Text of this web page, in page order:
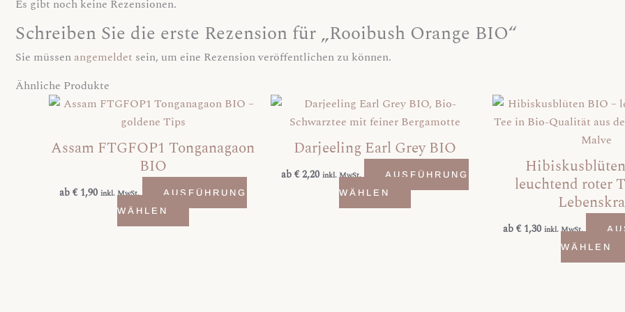
Es gibt noch keine Rezensionen.
Schreiben Sie die erste Rezension für „Rooibush Orange BIO“
Sie müssen angemeldet sein, um eine Rezension veröffentlichen zu können.
Ähnliche Produkte
Assam FTGFOP1 Tonganagaon
BIO
ab€1,90 inkl. MwSt.
AUSFÜHRUNG
WÄHLEN
Dieses
mehrere
Varianten
auf.
Die
Optionen
Darjeeling Earl Grey BIO
ab€2,20 inkl. MwSt.
AUSFÜHRUNG
WÄHLEN
Dieses
Produkt
weist
mehrere
Varianten
auf.
Die
leuchtend roter
ab€1,30 inkl. MwSt.
WÄHLEN